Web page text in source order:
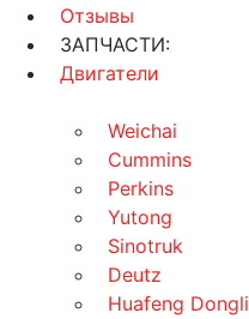
Отзывы
ЗАПЧАСТИ:
Двигатели
Weichai
Cummins
Perkins
Yutong
Sinotruk
Deutz
Huafeng Dongli